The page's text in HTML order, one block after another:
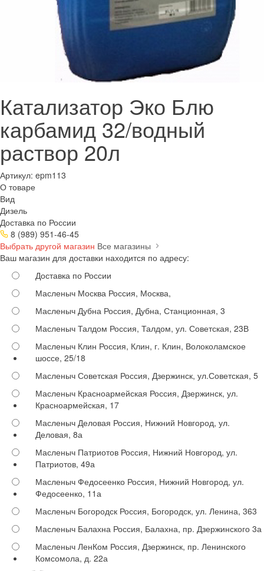
Катализатор Эко Блю
карбамид 32/водный
раствор 20л
Артикул: epm113
О товаре
Вид
Дизель
Доставка по России
8 (989) 951-46-45
Выбрать другой магазин Все магазины
Ваш магазин для доставки находится по адресу:
Доставка по России
Масленыч Москва Россия, Москва,
Масленыч Дубна Россия, Дубна, Станционная, 3
Масленыч Талдом Россия, Талдом, ул. Советская, 23В
Масленыч Клин Россия, Клин, г. Клин, Волоколамское
шоссе, 25/18
Масленыч Советская Россия, Дзержинск, ул.Советская, 5
Масленыч Красноармейская Россия, Дзержинск, ул.
Красноармейская, 17
Масленыч Деловая Россия, Нижний Новгород, ул.
Деловая, 8а
Масленыч Патриотов Россия, Нижний Новгород, ул.
Патриотов, 49а
Масленыч Федосеенко Россия, Нижний Новгород, ул.
Федосеенко, 11а
Масленыч Богородск Россия, Богородск, ул. Ленина, 363
Масленыч Балахна Россия, Балахна, пр. Дзержинского 3а
Масленыч ЛенКом Россия, Дзержинск, пр. Ленинского
Комсомола, д. 22а